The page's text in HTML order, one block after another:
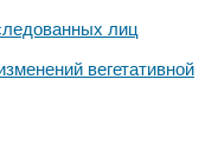
лиц
вегетативной